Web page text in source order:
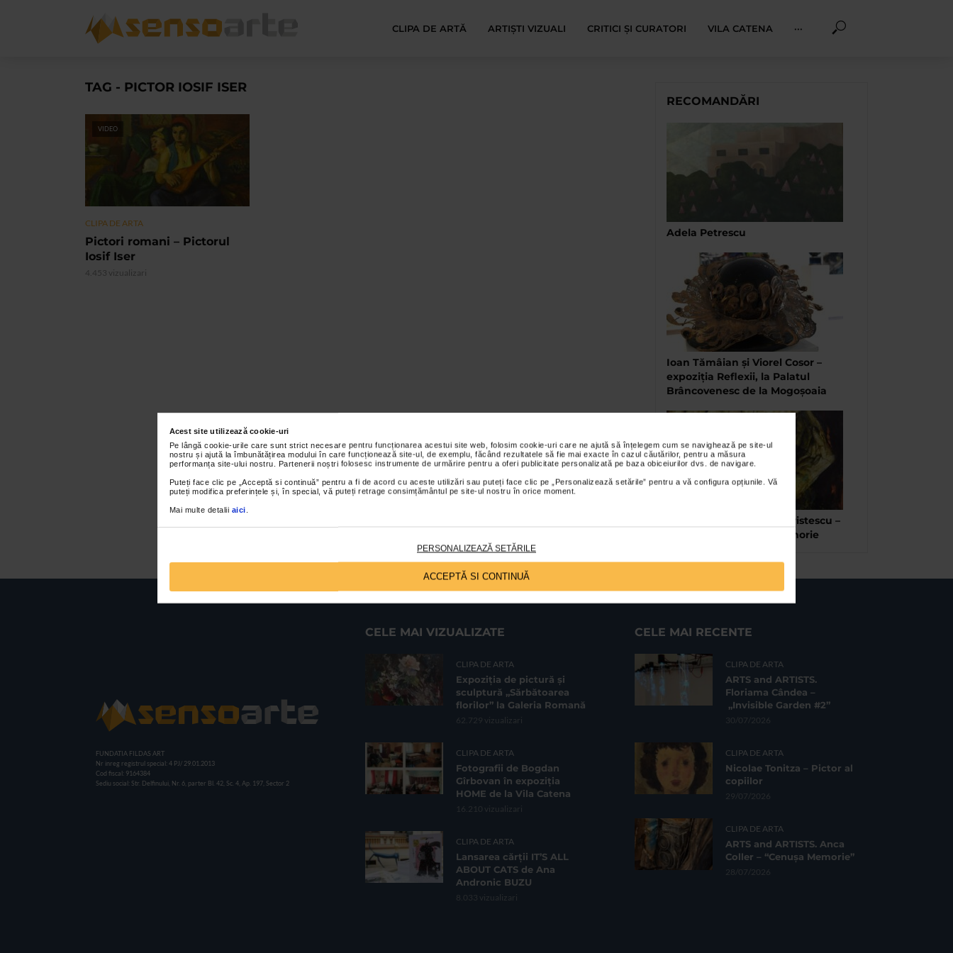
Acest site utilizează cookie-uri
Pe lângă cookie-urile care sunt strict necesare pentru funcționarea acestui site web, folosim cookie-uri care ne ajută să înțelegem cum se navighează pe site-ul
nostru și ajută la îmbunătățirea modului în care funcționează site-ul, de exemplu, făcând rezultatele să fie mai exacte în cazul căutărilor, pentru a măsura
performanța site-ului nostru. Partenerii noștri folosesc instrumente de urmărire pentru a oferi publicitate personalizată pe baza obiceiurilor dvs. de navigare.
Puteți face clic pe „Acceptă si continuă” pentru a fi de acord cu aceste utilizări sau puteți face clic pe „Personalizează setările” pentru a vă configura opțiunile. Vă
puteți modifica preferințele și, în special, vă puteți retrage consimțământul pe site-ul nostru în orice moment.
Mai multe detalii aici
PERSONALIZEAZĂ SETĂRILE
ACCEPTĂ SI CONTINUĂ
CLIPA DE ARTĂ ARTIȘTI VIZUALI CRITICI ȘI CURATORI VILA CATENA ···
TAG - PICTOR IOSIF ISER
VIDEO
CLIPA DE ARTA
Pictori romani – Pictorul
Iosif Iser
4.453 vizualizari
RECOMANDĂRI
Adela Petrescu
Ioan Tămâian și Viorel Cosor –
expoziția Reflexii, la Palatul
Brâncovenesc de la Mogoșoaia
Teodor Zaica si Mircea Hristescu –
expozitia Omul fara memorie
FUNDATIA FILDAS ART
Nr inreg registrul special: 4 PJ/ 29.01.2013
Cod fiscal: 9164384
Sediu social: Str. Delfinului, Nr. 6, parter Bl. 42, Sc. 4, Ap. 197, Sector 2
CELE MAI VIZUALIZATE
CLIPA DE ARTA
Expoziția de pictură și
sculptură „Sărbătoarea
florilor” la Galeria Romană
62.729 vizualizari
CLIPA DE ARTA
Fotografii de Bogdan
Gîrbovan în expoziția
HOME de la Vila Catena
16.210 vizualizari
CLIPA DE ARTA
Lansarea cărții IT’S ALL
ABOUT CATS de Ana
Andronic BUZU
8.033 vizualizari
CELE MAI RECENTE
CLIPA DE ARTA
ARTS and ARTISTS.
Floriama Cândea –
„Invisible Garden #2”
30/07/2026
CLIPA DE ARTA
Nicolae Tonitza – Pictor al
copiilor
29/07/2026
CLIPA DE ARTA
ARTS and ARTISTS. Anca
Coller – “Cenușa Memorie”
28/07/2026